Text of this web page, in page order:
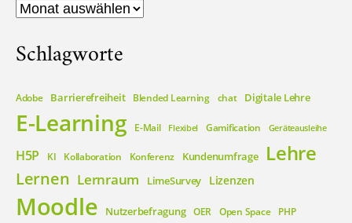
Archiv
Schlagworte
Adobe Barrierefreiheit Blended Learning chat Digitale Lehre
E-Learning E-Mail Flexibel Gamification Geräteausleihe
H5P KI Kollaboration Konferenz Kundenumfrage Lehre
Lernen Lernraum LimeSurvey Lizenzen
Moodle Nutzerbefragung OER Open Space PHP